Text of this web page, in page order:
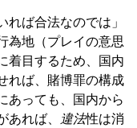
れば合法なのでは」
為地（プレイの意思
着目するため、国内
れば、賭博罪の構成
あっても、国内から
れば、 違法性は消